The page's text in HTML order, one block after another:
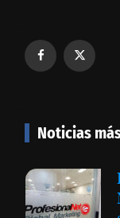
Noticias